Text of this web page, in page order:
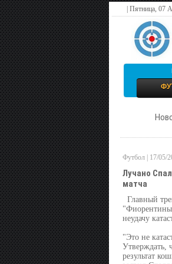
| Пятница, 07
Футбол | 17/05/
Лучано
матча
Главный
неудачу
"Это не
Утверждать,
результат